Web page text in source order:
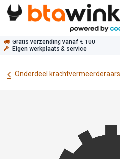
Overslaan naar inhoud
Gratis verzending vanaf € 100
Eigen werkplaats & service
Onderdeel krachtvermeerderaars